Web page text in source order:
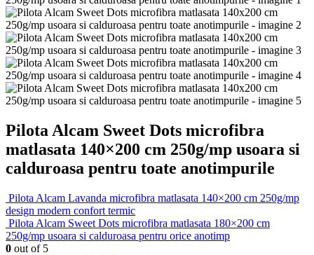
Pilota Alcam Sweet Dots microfibra
matlasata 140×200 cm 250g/mp usoara si
calduroasa pentru toate anotimpurile
Pilota Alcam Lavanda microfibra matlasata 140×200 cm 250g/mp
design modern confort termic
Pilota Alcam Sweet Dots microfibra matlasata 180×200 cm
250g/mp usoara si calduroasa pentru orice anotimp
0 out of 5